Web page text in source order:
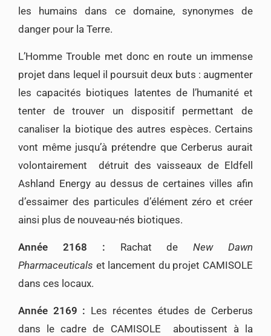
les humains dans ce domaine, synonymes de
danger pour la Terre.
L’Homme Trouble met donc en route un immense
projet dans lequel il poursuit deux buts : augmenter
les capacités biotiques latentes de l’humanité et
tenter de trouver un dispositif permettant de
canaliser la biotique des autres espèces. Certains
vont même jusqu’à prétendre que Cerberus aurait
volontairement détruit des vaisseaux de Eldfell
Ashland Energy au dessus de certaines villes afin
d’essaimer des particules d’élément zéro et créer
ainsi plus de nouveau-nés biotiques.
Année 2168 : Rachat deNew Dawn
Pharmaceuticals et lancement du projet CAMISOLE
dans ces locaux.
Année 2169 : Les récentes études de Cerberus
dans le cadre de CAMISOLE aboutissent à la